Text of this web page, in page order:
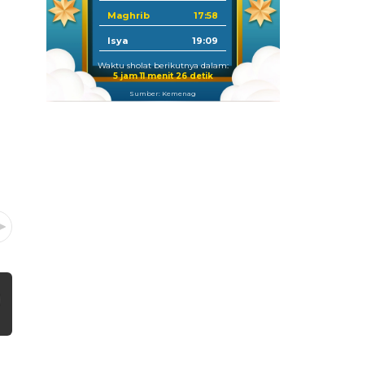
Maghrib 17:58
Isya 19:09
Waktu sholat berikutnya dalam:
5 jam 11 menit 25 detik
Sumber: Kemenag